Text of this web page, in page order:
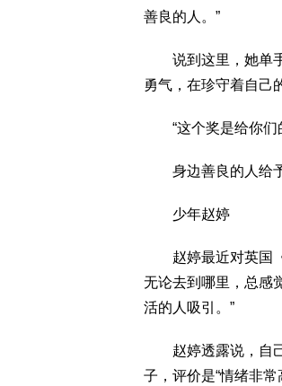
善良的人。”
说到这里，她单手
勇气，在珍守着自己
“这个奖是给你们
身边善良的人给予
少年赵婷
赵婷最近对英国《
无论去到哪里，总感
活的人吸引。”
赵婷透露说，自己
子，评价是“情绪非